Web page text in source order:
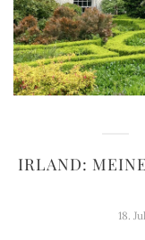
IRLAND:
18.